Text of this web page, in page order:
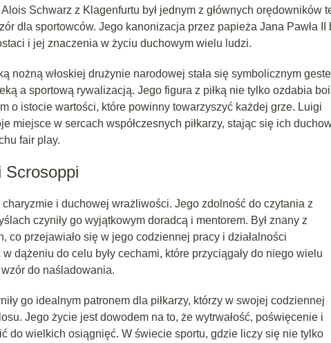
Schwarz z Klagenfurtu był jednym z głównych orędowników
dla sportowców. Jego kanonizacja przez papieża Jana Pawła II
i jej znaczenia w życiu duchowym wielu ludzi.
nożną włoskiej drużynie narodowej stała się symbolicznym
a sportową rywalizacją. Jego figura z piłką nie tylko ozdabia
o istocie wartości, które powinny towarzyszyć każdej grze. Luigi
miejsce w sercach współczesnych piłkarzy, stając się ich
fair play.
Scrosoppi
charyzmie i duchowej wrażliwości. Jego zdolność do czytania z
czyniły go wyjątkowym doradcą i mentorem. Był znany z
przejawiało się w jego codziennej pracy i działalności
dążeniu do celu były cechami, które przyciągały do niego wielu
do naśladowania.
go idealnym patronem dla piłkarzy, którzy w swojej codziennej
Jego życie jest dowodem na to, że wytrwałość, poświęcenie i
do wielkich osiągnięć. W świecie sportu, gdzie liczy się nie tylko